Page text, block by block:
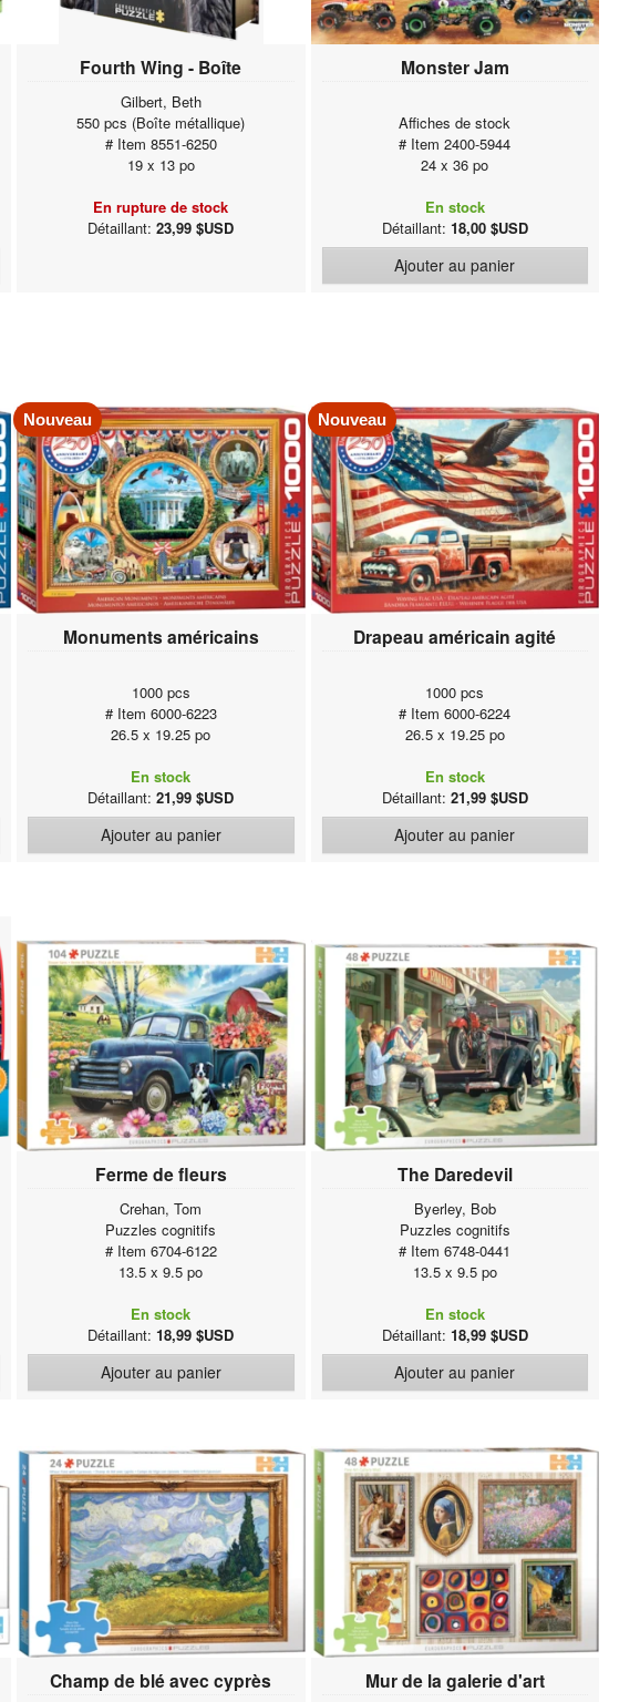
Fourth Wing - Boîte
Gilbert, Beth
550 pcs (Boîte métallique)
# Item 8551-6250
19 x 13 po
En rupture de stock
Détaillant:23,99 $USD
Monster Jam
Affiches de stock
# Item 2400-5944
24 x 36 po
En stock
Détaillant: 18,00 $USD
Ajouter au panier
Nouveau
Monuments américains
1000 pcs
# Item 6000-6223
26.5 x 19.25 po
En stock
Détaillant:21,99 $USD
Ajouter au panier
Nouveau
Drapeau américain agité
1000 pcs
# Item 6000-6224
26.5 x 19.25 po
En stock
Détaillant: 21,99 $USD
Ajouter au panier
Ferme de fleurs
Crehan, Tom
Puzzles cognitifs
# Item 6704-6122
13.5 x 9.5 po
En stock
Détaillant:18,99 $USD
Ajouter au panier
The Daredevil
Byerley, Bob
Puzzles cognitifs
# Item 6748-0441
13.5 x 9.5 po
En stock
Détaillant: 18,99 $USD
Ajouter au panier
Champ de blé avec cyprès Mur de la galerie d'art